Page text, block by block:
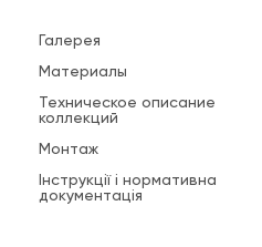
Галерея
Материалы
Техническое описание
коллекций
Монтаж
Інструкції і нормативна
документація